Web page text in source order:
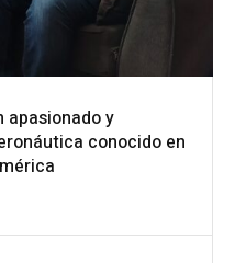
apasionado y
conocido en